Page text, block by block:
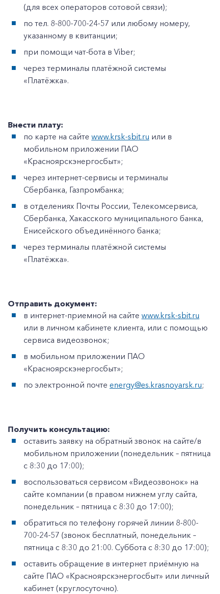
(для всех операторов сотовой связи);
по тел. 8-800-700-24-57 или любому номеру,
указанному в квитанции;
при помощи чат-бота в Viber;
через терминалы платёжной системы
«Платёжка».
Внести плату:
по карте на сайте www.krsk-sbit.ru или в
мобильном приложении ПАО
«Красноярскэнергосбыт»;
через интернет-сервисы и терминалы
Сбербанка, Газпромбанка;
в отделениях Почты России, Телекомсервиса,
Сбербанка, Хакасского муниципального банка,
Енисейского объединённого банка;
через терминалы платёжной системы
«Платёжка».
Отправить документ:
в интернет-приемной на сайте www.krsk-sbit.ru
или в личном кабинете клиента, или с помощью
сервиса видеозвонок;
в мобильном приложении ПАО
«Красноярскэнергосбыт»;
по электронной почте energy@es.krasnoyarsk.ru;
Получить консультацию:
оставить заявку на обратный звонок на сайте/в
мобильном приложении (понедельник – пятница
с 8:30 до 17:00);
воспользоваться сервисом «Видеозвонок» на
сайте компании (в правом нижнем углу сайта,
понедельник – пятница с 8:30 до 17:00);
обратиться по телефону горячей линии 8-800-
700-24-57 (звонок бесплатный, понедельник –
пятница с 8:30 до 21:00. Суббота с 8:30 до 17:00);
оставить обращение в интернет приёмную на
сайте ПАО «Красноярскэнергосбыт» или личный
кабинет (круглосуточно).